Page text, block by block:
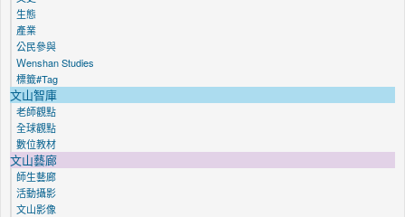
生態
產業
公民參與
Ｗenshan Studies
標籤#Tag
文山智庫
老師觀點
全球觀點
數位教材
文山藝廊
師生藝廊
活動攝影
文山影像